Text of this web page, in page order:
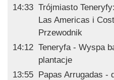
14:33 Trójmiasto
Las Americas i
Przewodnik
14:12 Teneryfa - Wyspa
plantacje
13:55 Papas Arrugadas -